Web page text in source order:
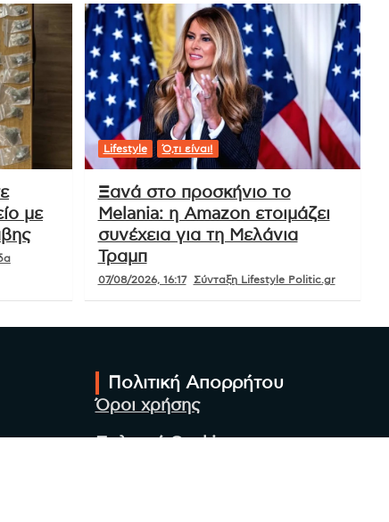
με
Lifestyle Ό,τι είναι!
Ξανά στο προσκήνιο το
Melania: η Amazon ετοιμάζει
συνέχεια για τη Μελάνια
Τραμπ
07/08/2026, 16:17 Σύνταξη Lifestyle Politic.gr
Πολιτική Απορρήτου
Όροι χρήσης
Πολιτική Cookies